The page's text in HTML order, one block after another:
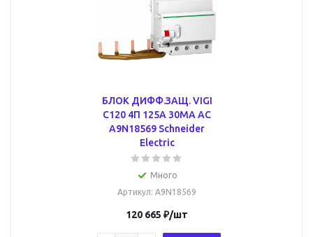
БЛОК ДИФФ.ЗАЩ. VIGI
C120 4П 125A 30МА AC
A9N18569 Schneider
Electric
Много
Артикул: A9N18569
120 665 ₽/шт